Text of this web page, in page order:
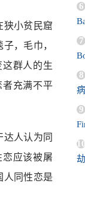
狭小贫民窟
，毛巾，
群人的生
充满不平
人认为同
应该被屠
人同性恋是
6
7
8
9